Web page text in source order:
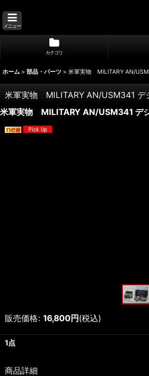
メニュー
カテゴリ
ホーム > 部品・パーツ > 米軍実物 MILITARY AN/
米軍実物 MILITARY AN/USM341 デ
米軍実物 MILITARY AN/USM341 デ
販売価格: 16,800円(税込)
1点
商品詳細